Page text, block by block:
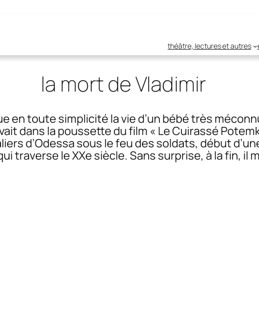
théâtre, lectures et autres
la mort de Vladimir
en toute simplicité la vie d’un bébé très
dans la poussette du film « Le Cuirassé
d’Odessa sous le feu des soldats, début
traverse le XXe siècle. Sans surprise, à la fin, il